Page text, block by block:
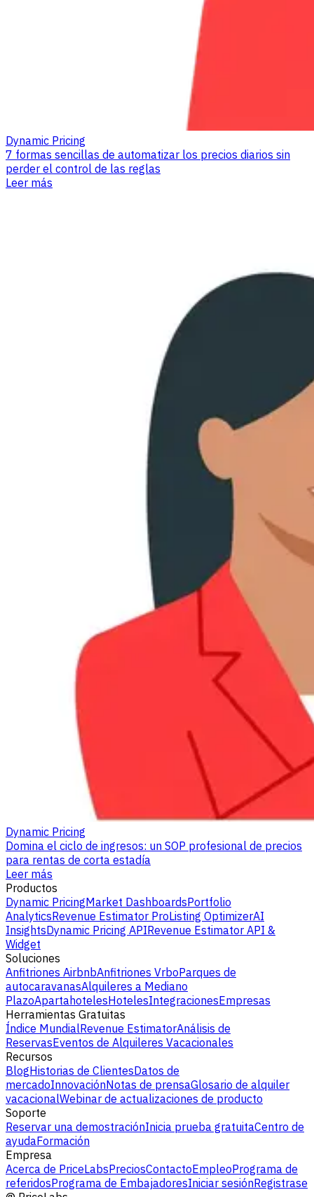
Dynamic Pricing
7 formas sencillas de automatizar los precios diarios sin
perder el control de las reglas
Leer más
Dynamic Pricing
Domina el ciclo de ingresos: un SOP profesional de precios
para rentas de corta estadía
Leer más
Productos
Dynamic PricingMarket DashboardsPortfolio
AnalyticsRevenue Estimator ProListing OptimizerAI
InsightsDynamic Pricing APIRevenue Estimator API &
Widget
Soluciones
Anfitriones AirbnbAnfitriones VrboParques de
autocaravanasAlquileres a Mediano
PlazoApartahotelesHotelesIntegracionesEmpresas
Herramientas Gratuitas
Índice MundialRevenue EstimatorAnálisis de
ReservasEventos de Alquileres Vacacionales
Recursos
BlogHistorias de ClientesDatos de
mercadoInnovaciónNotas de prensaGlosario de alquiler
vacacionalWebinar de actualizaciones de producto
Soporte
Reservar una demostraciónInicia prueba gratuitaCentro de
ayudaFormación
Empresa
Acerca de PriceLabsPreciosContactoEmpleoPrograma de
referidosPrograma de EmbajadoresIniciar sesiónRegistrase